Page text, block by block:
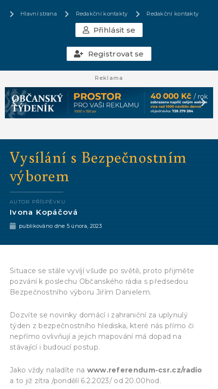
Hlavní strana Redakční kontakty Redakční kontakty
Přihlásit se
Registrovat se
Reklama
Vysílání s Bezpečnostním
výborem
AUTOR PŘÍSPĚVKU
Ivona Kopáčová
publikováno dne 5 února, 2023
Situace se stále vyvíjí všude po světě, proto přijměte
pozvání k poslechu Občanského rádia s předsedou
Bezpečnostního výboru Jiřím Danielem.
Dozvíte se novinky domácí i zahraniční za uplynulý
týden z bezpečnostního hlediska, které nás přímo či
nepřímo ovlivňují a jejich mapování má dopad na
stávající i budoucí postup.
Jako vždy naladíte na www.referendum-csr.cz/radio
a to již zítra /pondělí 6.2.2023/ od 20.00hod.